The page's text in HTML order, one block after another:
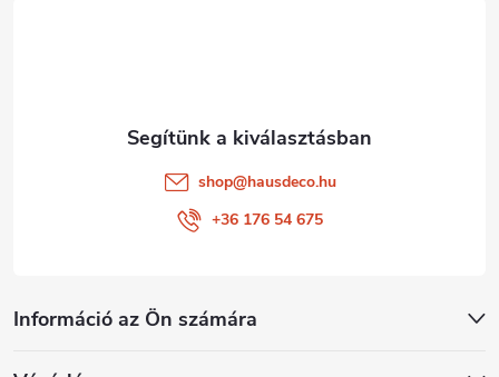
Információ az Ön számára
shop@hausdeco.hu
+36 176 54 675